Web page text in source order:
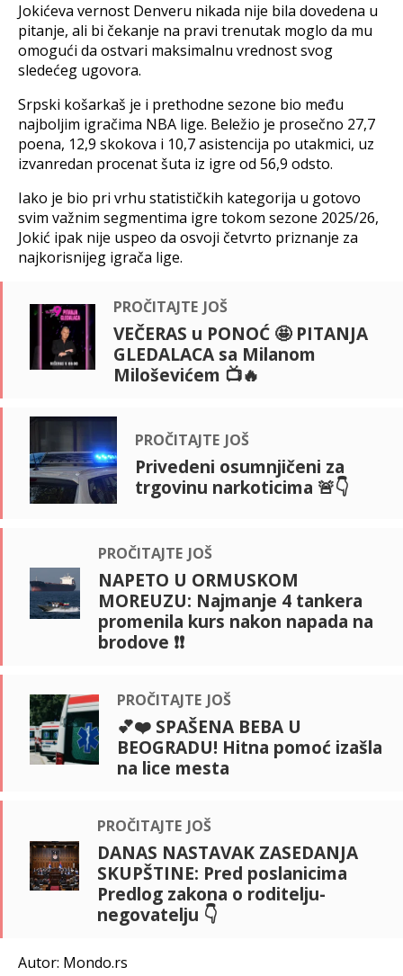
Jokićeva vernost Denveru nikada nije bila dovedena u
pitanje, ali bi čekanje na pravi trenutak moglo da mu
omogući da ostvari maksimalnu vrednost svog
sledećeg ugovora.
Srpski košarkaš je i prethodne sezone bio među
najboljim igračima NBA lige. Beležio je prosečno 27,7
poena, 12,9 skokova i 10,7 asistencija po utakmici, uz
izvanredan procenat šuta iz igre od 56,9 odsto.
Iako je bio pri vrhu statističkih kategorija u gotovo
svim važnim segmentima igre tokom sezone 2025/26,
Jokić ipak nije uspeo da osvoji četvrto priznanje za
najkorisnijeg igrača lige.
pročitajte još
VEČERAS u PONOĆ 🤩 PITANJA
GLEDALACA sa Milanom
Miloševićem 📺🔥
pročitajte još
Privedeni osumnjičeni za
trgovinu narkoticima 🚨👇
pročitajte još
NAPETO U ORMUSKOM
MOREUZU: Najmanje 4 tankera
promenila kurs nakon napada na
brodove ❗❗
pročitajte još
💕❤️ SPAŠENA BEBA U
BEOGRADU! Hitna pomoć izašla
na lice mesta
pročitajte još
DANAS NASTAVAK ZASEDANJA
SKUPŠTINE: Pred poslanicima
Predlog zakona o roditelju-
negovatelju 👇
Autor: Mondo.rs